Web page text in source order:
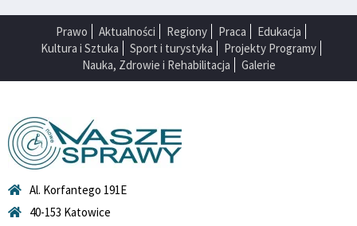
Prawo Aktualności Regiony Praca
Edukacja
Kultura i Sztuka
Sport i turystyka
Projekty Programy
Nauka, Zdrowie i Rehabilitacja
Galerie
Al. Korfantego 191E
40-153 Katowice